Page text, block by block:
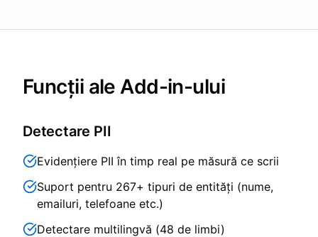
Funcții ale Add-in-ului
Detectare PII
Evidențiere PII în timp real pe măsură ce scrii
Suport pentru 267+ tipuri de entități (nume,
emailuri, telefoane etc.)
Detectare multilingvă (48 de limbi)